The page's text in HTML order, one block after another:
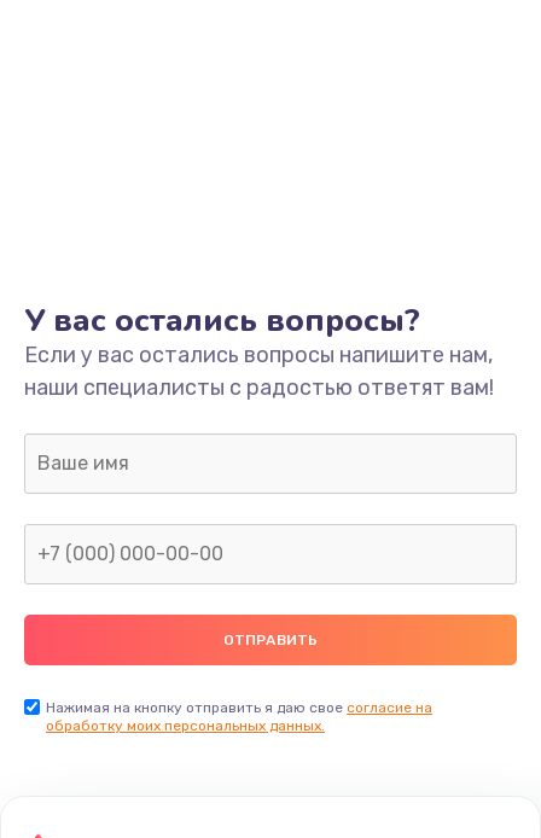
Ремонт динамика
400 руб.
Заказать
Замена дисплея
1200 руб.
Заказать
У вас остались вопросы?
Если у вас остались вопросы напишите нам,
наши специалисты с радостью ответят вам!
Нажимая на кнопку отправить я даю свое согласие на
обработку моих персональных данных.